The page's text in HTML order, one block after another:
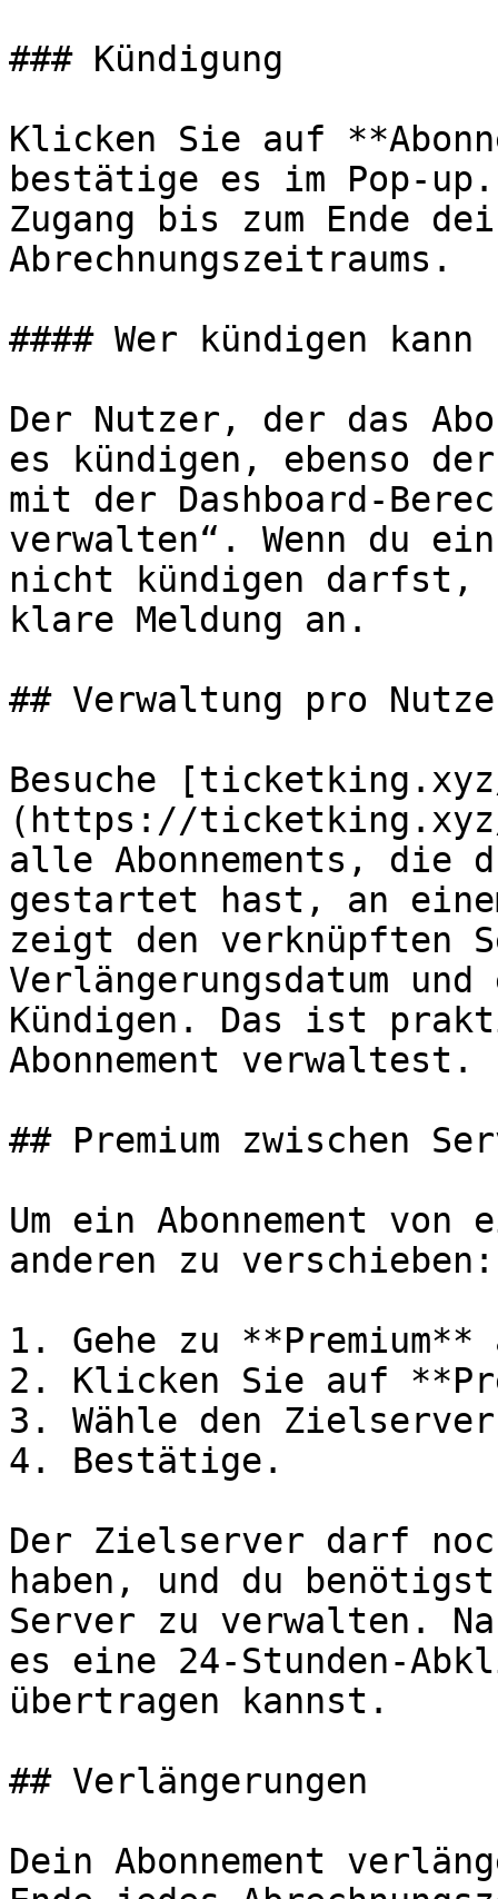
### Kündigung
Klicken Sie auf
bestätige es im Pop-
Zugang bis zum Ende
Abrechnungszeitraums.
#### Wer kündigen kann
Der Nutzer, der das
es kündigen, ebenso
mit der Dashboard-
verwalten“. Wenn du ein
nicht kündigen darfst,
klare Meldung an.
## Verwaltung pro
Besuche
(https://
alle Abonnements, die
gestartet hast, an
zeigt den verknüpften
Verlängerungsdatum
Kündigen. Das ist
Abonnement verwaltest.
## Premium zwischen
Um ein Abonnement
anderen zu verschieben:
1. Gehe zu
2. Klicken Sie auf
3. Wähle den
4. Bestätige.
Der Zielserver darf
haben, und du
Server zu verwalten.
es eine 24-Stunden-
übertragen kannst.
## Verlängerungen
Dein Abonnement